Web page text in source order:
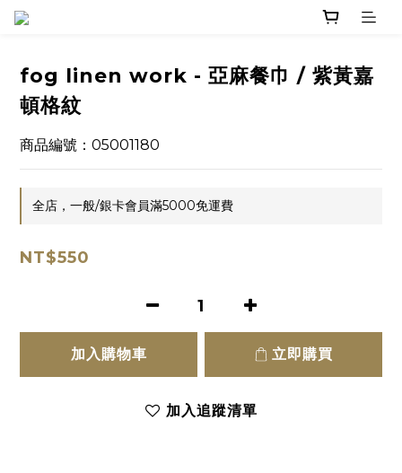
fog linen work - 亞麻餐巾 / 紫黃嘉
頓格紋
商品編號：05001180
全店，一般/銀卡會員滿5000免運費
NT$550
加入購物車 立即購買
加入追蹤清單